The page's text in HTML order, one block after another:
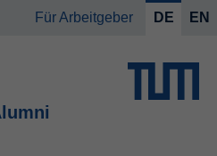
Für Arbeitgeber DE EN